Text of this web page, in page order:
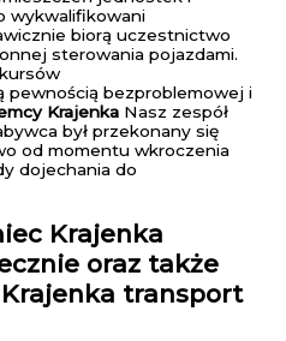
wykwalifikowani
biorą uczestnictwo
sterowania pojazdami.
pewnością bezproblemowej i
Krajenka Nasz zespół
był przekonany się
od momentu wkroczenia
dojechania do
Krajenka
oraz także
transport